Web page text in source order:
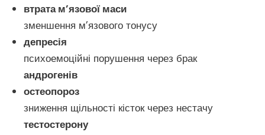
втрата м’язової маси
зменшення м’язового тонусу
депресія
психоемоційні порушення через брак
андрогенів
остеопороз
зниження щільності кісток через нестачу
тестостерону